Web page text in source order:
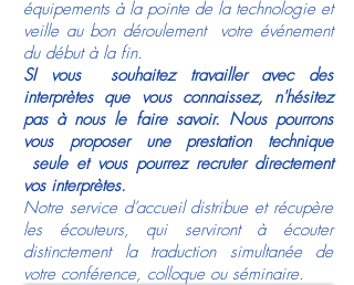
équipements à la pointe de la technologie et
veille au bon déroulement votre événement
du début à la fin.
SI vous souhaitez travailler avec des
interprètes que vous connaissez, n'hésitez
pas à nous le faire savoir. Nous pourrons
vous proposer une prestation technique
seule et vous pourrez recruter directement
vos interprètes.
Notre service d’accueil distribue et récupère
les écouteurs, qui serviront à écouter
distinctement la traduction simultanée de
votre conférence, colloque ou séminaire.